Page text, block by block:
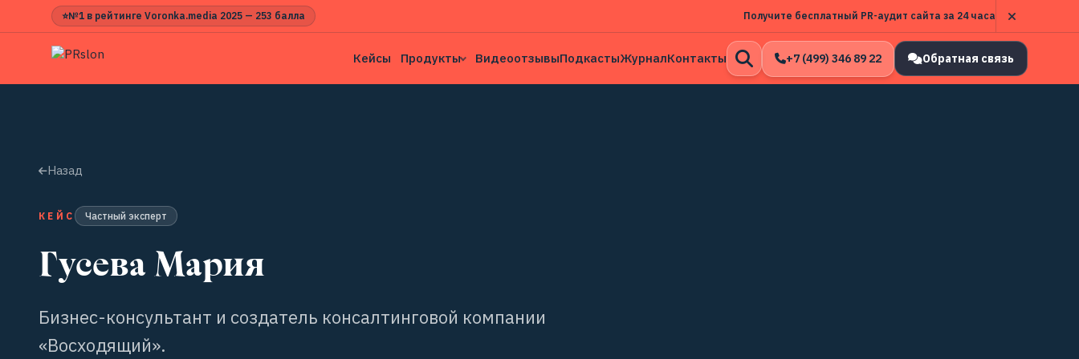
⭐№1 в рейтинге Voronka.media 2025 — 253 балла Получите бесплатный PR-аудит сайта за 24 часа
Кейсы Продукты ВидеоотзывыПодкастыЖурналКонтакты
Открыть
поиск
+7 (499) 346 89 22 Обратная связь
Назад
КЕЙС Частный эксперт
Гусева Мария
Бизнес-консультант и создатель консалтинговой компании
«Восходящий».